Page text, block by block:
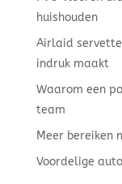
huishouden
Airlaid
indruk maakt
Waarom een
team
Meer bereiken
Voordelige